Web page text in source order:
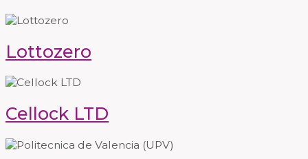
Lottozero
Cellock LTD